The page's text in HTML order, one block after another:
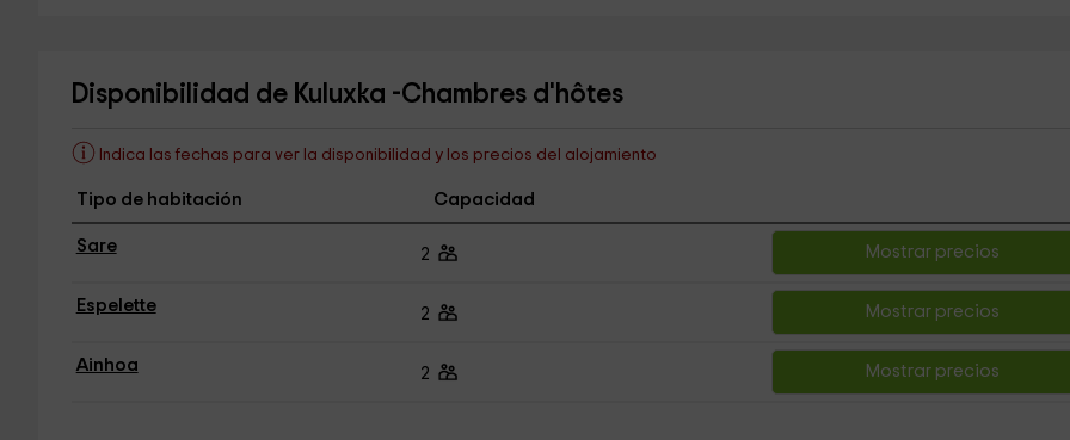
Disponibilidad de Kuluxka -Chambres d'hôtes
Indica las fechas para ver la disponibilidad y los precios del alojamiento
Tipo de habitación Capacidad
Sare 2 Mostrar precios
Espelette 2 Mostrar precios
Ainhoa 2 Mostrar precios